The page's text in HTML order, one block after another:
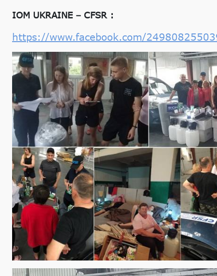
IOM UKRAINE – CFSR :
https://www.facebook.com/